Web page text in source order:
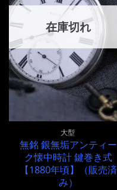
在庫切れ
大型
無銘 銀無垢アンティー
ク懐中時計 鍵巻き式
【1880年頃】（販売済
み）